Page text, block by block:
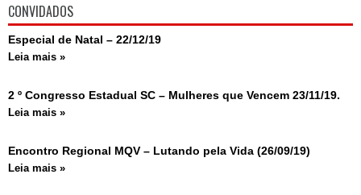
CONVIDADOS
Especial de Natal – 22/12/19
Leia mais »
2 º Congresso Estadual SC – Mulheres que Vencem 23/11/19.
Leia mais »
Encontro Regional MQV – Lutando pela Vida (26/09/19)
Leia mais »